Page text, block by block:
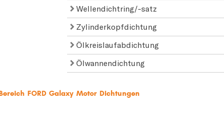
Wellendichtring/-satz
Zylinderkopfdichtung
Ölkreislaufabdichtung
Ölwannendichtung
FORD Galaxy Motor Dichtungen